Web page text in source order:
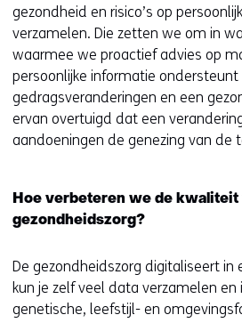
gezondheid en risico’s op
verzamelen. Die zetten we om in
waarmee we proactief advies op
persoonlijke informatie
gedragsveranderingen en een
ervan overtuigd dat een
aandoeningen de genezing van de
Hoe verbeteren we de kwaliteit
gezondheidszorg?
De gezondheidszorg digitaliseert in
kun je zelf veel data verzamelen en
genetische, leefstijl- en